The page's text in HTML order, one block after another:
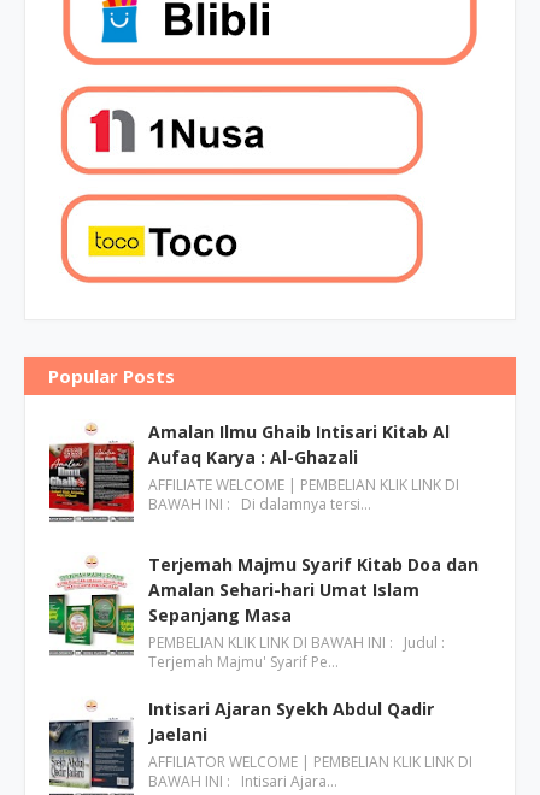
Popular Posts
Amalan Ilmu Ghaib Intisari Kitab Al
Aufaq Karya : Al-Ghazali
AFFILIATE WELCOME | PEMBELIAN KLIK LINK DI
BAWAH INI : Di dalamnya tersi…
Terjemah Majmu Syarif Kitab Doa dan
Amalan Sehari-hari Umat Islam
Sepanjang Masa
PEMBELIAN KLIK LINK DI BAWAH INI : Judul :
Terjemah Majmu' Syarif Pe…
Intisari Ajaran Syekh Abdul Qadir
Jaelani
AFFILIATOR WELCOME | PEMBELIAN KLIK LINK DI
BAWAH INI : Intisari Ajara…